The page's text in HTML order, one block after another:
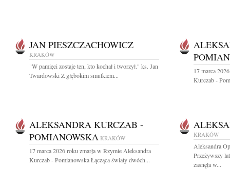
JAN PIESZCZACHOWICZ
KRAKÓW
"W pamięci zostaje ten, kto kochał i tworzył." ks. Jan
Twardowski Z głębokim smutkiem...
17 marca
Kurczab -
ALEKSANDRA KURCZAB -
POMIANOWSKA KRAKÓW
17 marca 2026 roku zmarła w Rzymie Aleksandra
Kurczab - Pomianowska Łącząca światy dwóch...
KRAKÓW
Aleksandra
Przeżywszy
zasnęła w...